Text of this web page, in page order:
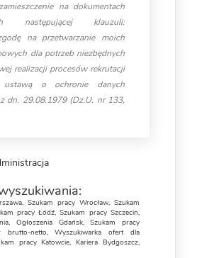
na dokumentach
następującej klauzuli:
na przetwarzanie moich
dla potrzeb niezbędnych
realizacji procesów rekrutacji
o ochronie danych
dn. 29.08.1979 (Dz.U. nr 133,
, Szukam pracy Wrocław, Szukam
pracy Łódź,Szukam pracy Szczecin,
,Ogłoszenia Gdańsk,Szukam pracy
brutto-netto,Wyszukiwarka ofert dla
pracy Katowcie,Kariera Bydgoszcz,